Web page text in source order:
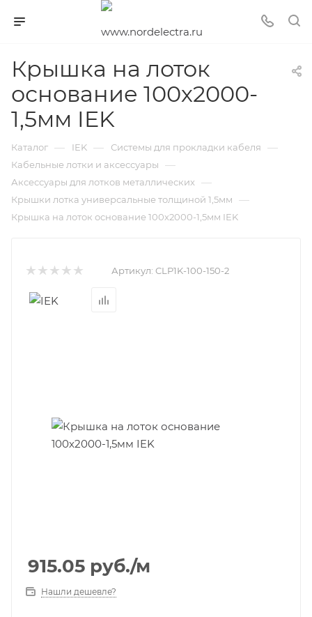
Крышка на лоток
основание 100х2000-
1,5мм IEK
Каталог — IEK — Системы для прокладки кабеля —
Кабельные лотки и аксессуары —
Аксессуары для лотков металлических —
Крышки лотка универсальные толщиной 1,5мм —
Крышка на лоток основание 100х2000-1,5мм IEK
Артикул: CLP1K-100-150-2
915.05 руб./м
Нашли дешевле?